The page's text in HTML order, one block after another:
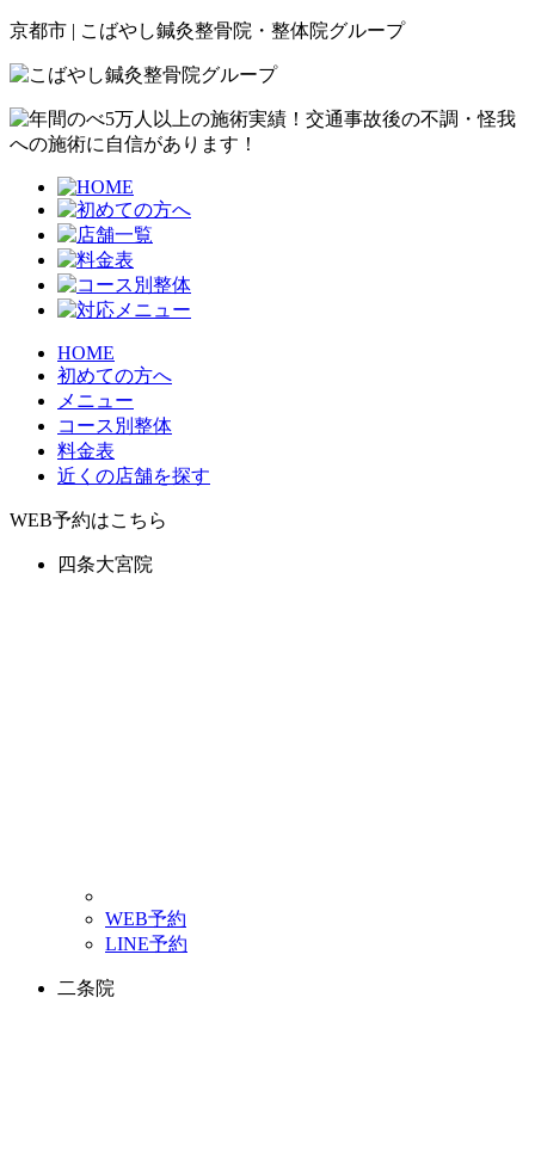
京都市 | こばやし鍼灸整骨院・整体院グループ
HOME
初めての方へ
メニュー
コース別整体
料金表
近くの店舗を探す
WEB予約はこちら
四条大宮院
WEB予約
LINE予約
二条院